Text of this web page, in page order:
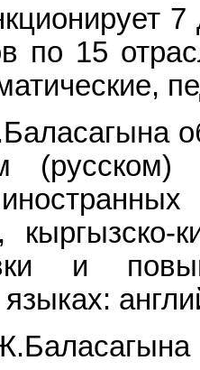
7
по 15
кыргызско-
и